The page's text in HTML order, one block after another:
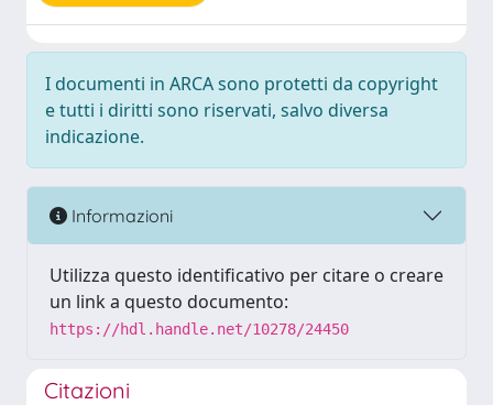
I documenti in ARCA sono protetti da copyright
e tutti i diritti sono riservati, salvo diversa
indicazione.
Informazioni
Utilizza questo identificativo per citare o creare
un link a questo documento:
https://hdl.handle.net/10278/24450
Citazioni